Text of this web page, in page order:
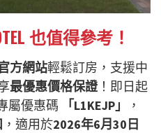
也值得參考！
方網站輕鬆訂房，支援中
最優惠價格保證！即日起
屬優惠碼 「L1KEJP」
，
，適用於2026年6月30日